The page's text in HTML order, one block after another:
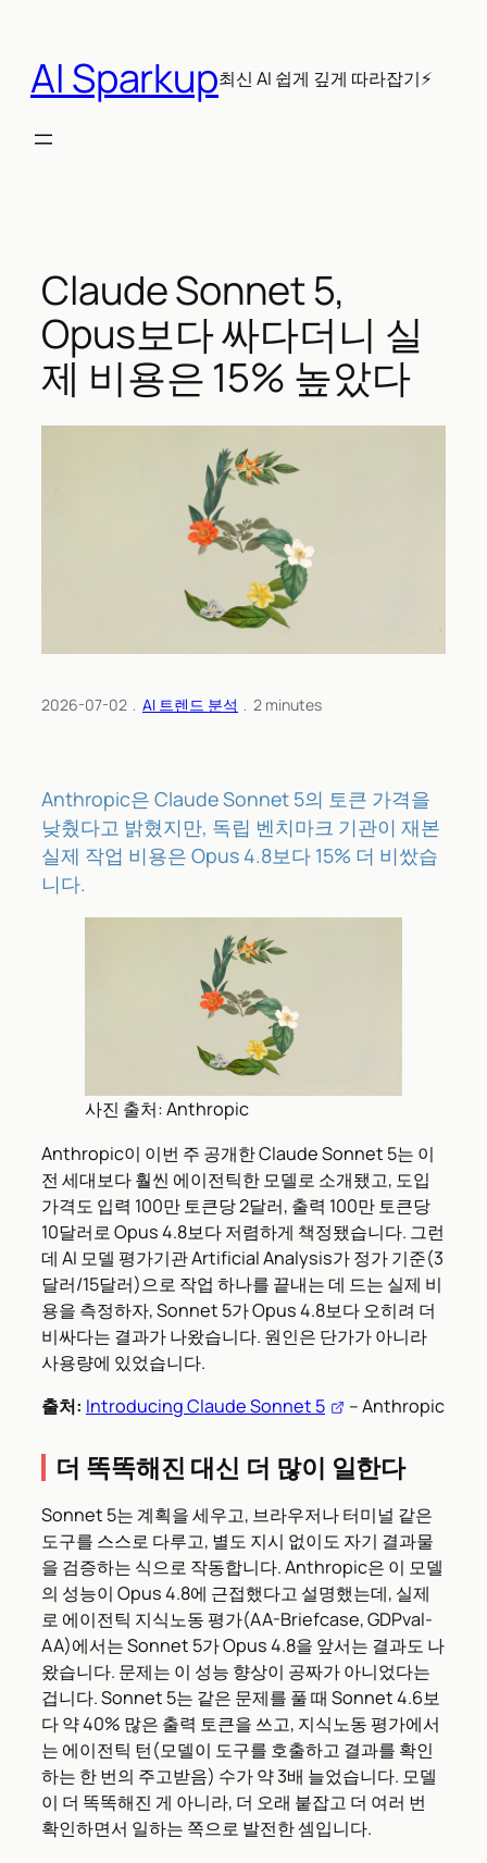
AI Sparkup최신 AI 쉽게 깊게 따라잡기⚡
Claude Sonnet 5,
Opus보다 싸다더니 실
제 비용은 15% 높았다
2026-07-02 ﹒ AI 트렌드 분석 ﹒ 2 minutes
Anthropic은 Claude Sonnet 5의 토큰 가격을
낮췄다고 밝혔지만, 독립 벤치마크 기관이 재본
실제 작업 비용은 Opus 4.8보다 15% 더 비쌌습
니다.
사진 출처: Anthropic
Anthropic이 이번 주 공개한 Claude Sonnet 5는 이
전 세대보다 훨씬 에이전틱한 모델로 소개됐고, 도입
가격도 입력 100만 토큰당 2달러, 출력 100만 토큰당
10달러로 Opus 4.8보다 저렴하게 책정됐습니다. 그런
데 AI 모델 평가기관 Artificial Analysis가 정가 기준(3
달러/15달러)으로 작업 하나를 끝내는 데 드는 실제 비
용을 측정하자, Sonnet 5가 Opus 4.8보다 오히려 더
비싸다는 결과가 나왔습니다. 원인은 단가가 아니라
사용량에 있었습니다.
출처: Introducing Claude Sonnet 5 – Anthropic
더 똑똑해진 대신 더 많이 일한다
Sonnet 5는 계획을 세우고, 브라우저나 터미널 같은
도구를 스스로 다루고, 별도 지시 없이도 자기 결과물
을 검증하는 식으로 작동합니다. Anthropic은 이 모델
의 성능이 Opus 4.8에 근접했다고 설명했는데, 실제
로 에이전틱 지식노동 평가(AA-Briefcase, GDPval-
AA)에서는 Sonnet 5가 Opus 4.8을 앞서는 결과도 나
왔습니다. 문제는 이 성능 향상이 공짜가 아니었다는
겁니다. Sonnet 5는 같은 문제를 풀 때 Sonnet 4.6보
다 약 40% 많은 출력 토큰을 쓰고, 지식노동 평가에서
는 에이전틱 턴(모델이 도구를 호출하고 결과를 확인
하는 한 번의 주고받음) 수가 약 3배 늘었습니다. 모델
이 더 똑똑해진 게 아니라, 더 오래 붙잡고 더 여러 번
확인하면서 일하는 쪽으로 발전한 셈입니다.